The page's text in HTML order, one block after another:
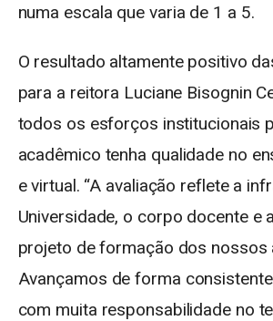
numa escala que varia de 1 a 5.
O resultado altamente positivo
para a reitora Luciane Bisognin
todos os esforços institucionais
acadêmico tenha qualidade no
e virtual. “A avaliação reflete a
Universidade, o corpo docente e
projeto de formação dos nossos
Avançamos de forma
com muita responsabilidade no